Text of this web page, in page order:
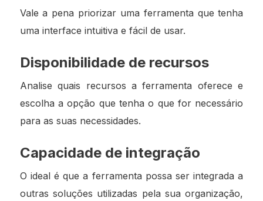
Vale a pena priorizar uma ferramenta que tenha
uma interface intuitiva e fácil de usar.
Disponibilidade de recursos
Analise quais recursos a ferramenta oferece e
escolha a opção que tenha o que for necessário
para as suas necessidades.
Capacidade de integração
O ideal é que a ferramenta possa ser integrada a
outras soluções utilizadas pela sua organização,